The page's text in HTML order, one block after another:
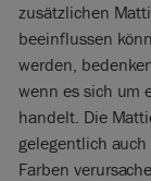
zusätzlichen
beeinflussen
werden,
wenn es sich um
handelt. Die
gelegentlich
Farben